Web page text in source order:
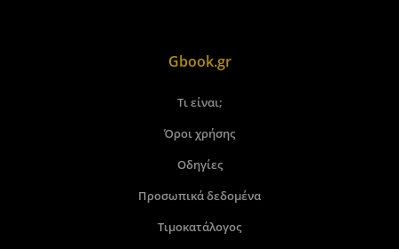
Gbook.gr
Τι είναι;
Όροι χρήσης
Οδηγίες
Προσωπικά δεδομένα
Τιμοκατάλογος